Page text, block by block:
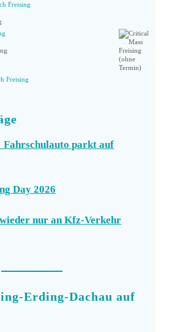
Freising
Freising
Fahrschulauto parkt auf
Day 2026
nur an Kfz-Verkehr
Erding-Dachau auf